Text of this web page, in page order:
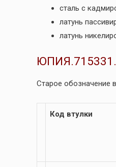
сталь с
латунь
латунь
Старое обозначение
Код втулки